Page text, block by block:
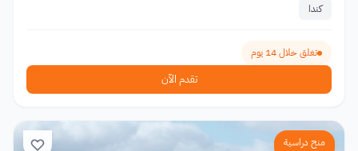
كندا
تغلق خلال 14 يوم
تقدم الآن
منح دراسية